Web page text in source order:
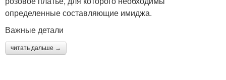
определенные составляющие имиджа.
Важные детали
читать дальше →